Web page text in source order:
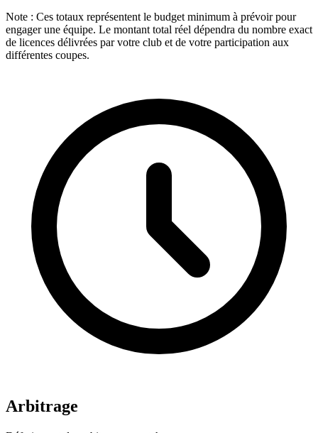
Note : Ces totaux représentent le budget minimum à prévoir pour
engager une équipe. Le montant total réel dépendra du nombre exact
de licences délivrées par votre club et de votre participation aux
différentes coupes.
Arbitrage